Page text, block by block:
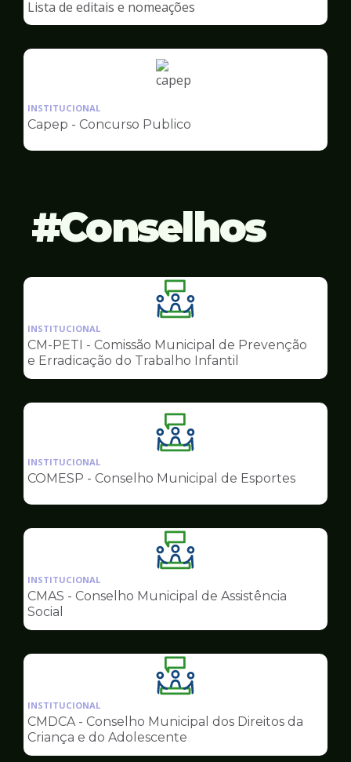
Capep
Lista de editais e nomeações
Ilustração
pagina
Capep
INSTITUCIONAL
Capep - Concurso Publico
Conselhos
Ilustração
da
pagina
de
Conselhos
INSTITUCIONAL
CM-PETI - Comissão Municipal de Prevenção
e Erradicação do Trabalho Infantil
Ilustração
da
pagina
Conselhos
INSTITUCIONAL
COMESP - Conselho Municipal de Esportes
Ilustração
da
pagina
Conselhos
INSTITUCIONAL
CMAS - Conselho Municipal de Assistência
Social
Ilustração
da
pagina
de
Conselhos
INSTITUCIONAL
CMDCA - Conselho Municipal dos Direitos da
Criança e do Adolescente